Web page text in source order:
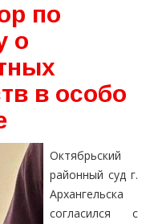
по
о
в особо
Октябрьский
районный суд г.
Архангельска
согласился с